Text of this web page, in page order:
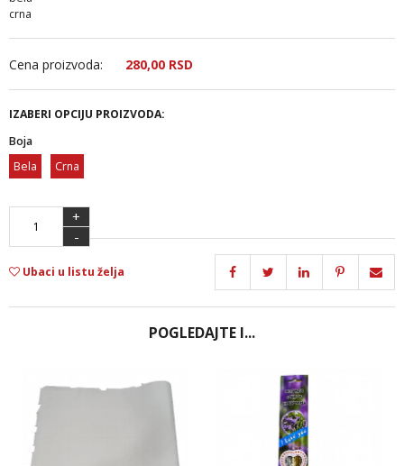
crna
Cena proizvoda: 280,00 RSD
IZABERI OPCIJU PROIZVODA:
Boja
Bela
Crna
+
-
Ubaci u listu želja
POGLEDAJTE I...